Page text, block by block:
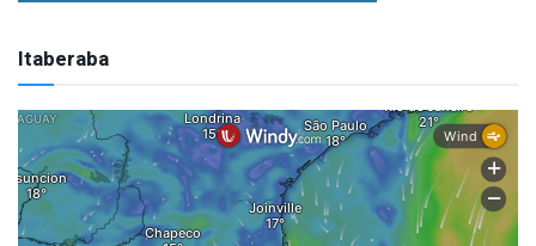
Itaberaba